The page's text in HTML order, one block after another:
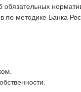
по методике Банка